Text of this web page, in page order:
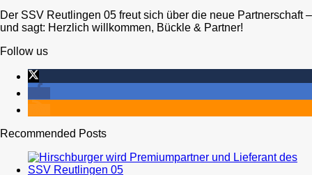
Der SSV Reutlingen 05 freut sich über die neue Partnerschaft –
und sagt: Herzlich willkommen, Bückle & Partner!
Follow us
Recommended Posts